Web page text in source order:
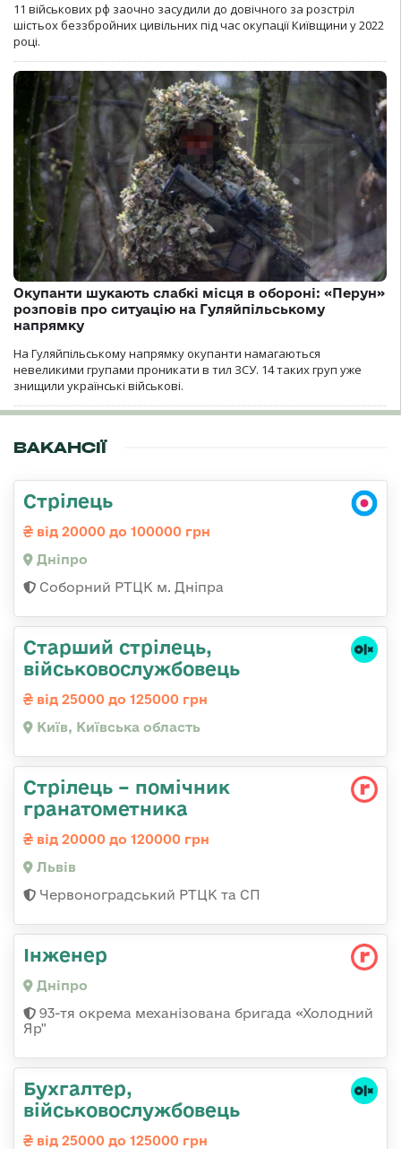
11 військових рф заочно засудили до довічного за розстріл
шістьох беззбройних цивільних під час окупації Київщини у 2022
році.
Окупанти шукають слабкі місця в обороні: «Перун»
розповів про ситуацію на Гуляйпільському
напрямку
На Гуляйпільському напрямку окупанти намагаються
невеликими групами проникати в тил ЗСУ. 14 таких груп уже
знищили українські військові.
ВАКАНСІЇ
Стрілець
від 20000 до 100000 грн
Дніпро
Соборний РТЦК м. Дніпра
Старший стрілець,
військовослужбовець
від 25000 до 125000 грн
Київ, Київська область
Стрілець – помічник
гранатометника
від 20000 до 120000 грн
Львів
Червоноградський РТЦК та СП
Інженер
Дніпро
93-тя окрема механізована бригада «Холодний
Яр"
Бухгалтер,
військовослужбовець
від 25000 до 125000 грн